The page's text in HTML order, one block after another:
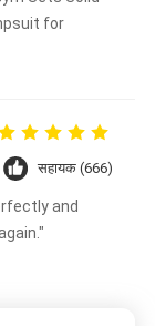
for
सहायक (666)
and